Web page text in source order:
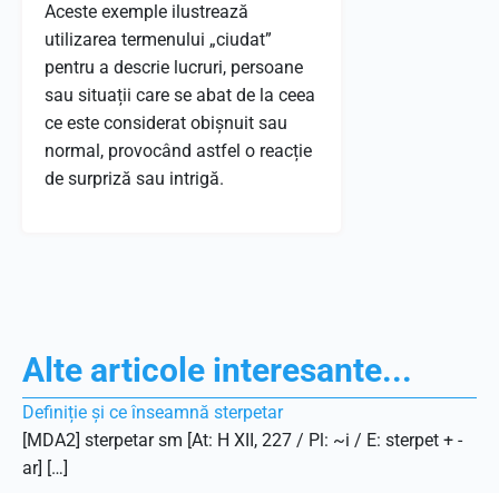
Aceste exemple ilustrează
utilizarea termenului „ciudat”
pentru a descrie lucruri, persoane
sau situații care se abat de la ceea
ce este considerat obișnuit sau
normal, provocând astfel o reacție
de surpriză sau intrigă.
Alte articole interesante...
Definiție și ce înseamnă sterpetar
[MDA2] sterpetar sm [At: H XII, 227 / Pl: ~i / E: sterpet + -
ar] […]